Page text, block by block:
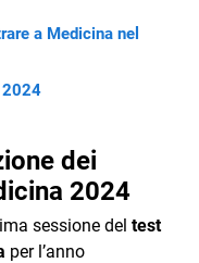
a Medicina nel
2024
dei
2024
sessione del test
per l’anno